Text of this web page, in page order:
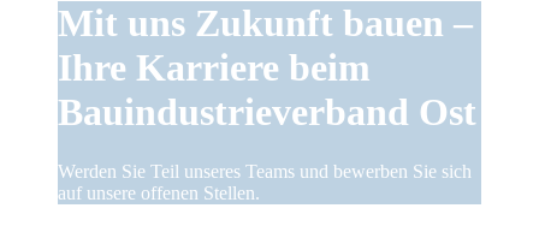
Mit uns Zukunft bauen –
Ihre Karriere beim
Bauindustrieverband Ost
Werden Sie Teil unseres Teams und bewerben Sie sich
auf unsere offenen Stellen.